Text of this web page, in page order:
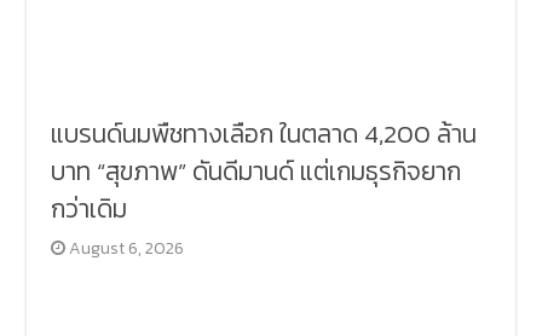
แบรนด์นมพืชทางเลือก ในตลาด 4,200 ล้าน
บาท “สุขภาพ” ดันดีมานด์ แต่เกมธุรกิจยาก
กว่าเดิม
August 6, 2026